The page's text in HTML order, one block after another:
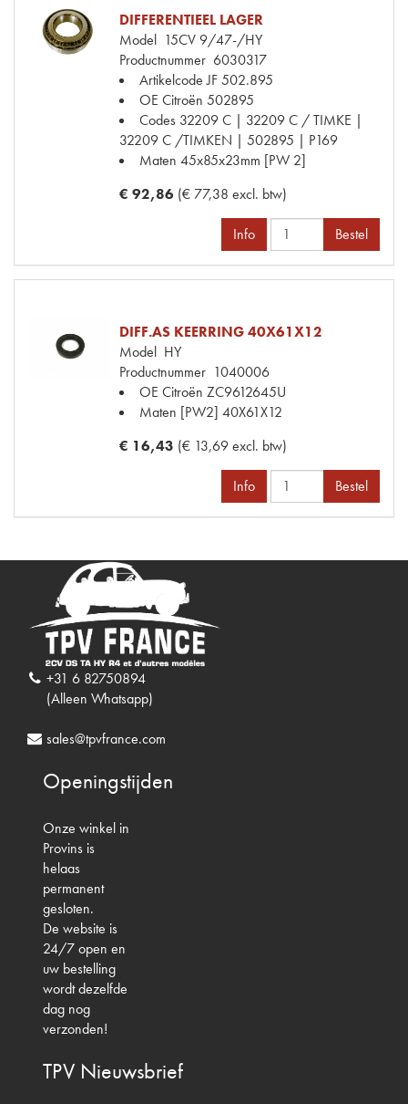
DIFFERENTIEEL LAGER
Model 15CV 9/47-/HY
Productnummer 6030317
Artikelcode JF502.895
OE Citroën 502895
Codes 32209 C | 32209 C / TIMKE |
32209 C /TIMKEN | 502895 | P169
Maten 45x85x23mm [PW 2]
€ 92,86 (€ 77,38 excl. btw)
Info Bestel
DIFF.AS KEERRING 40X61X12
Model HY
Productnummer 1040006
OE Citroën ZC9612645U
Maten [PW2] 40X61X12
€ 16,43 (€ 13,69 excl. btw)
Info Bestel
+31 6 82750894
(Alleen Whatsapp)
sales@tpvfrance.com
Openingstijden
Onze winkel in
Provins is
helaas
permanent
gesloten.
De website is
24/7 open en
uw bestelling
wordt dezelfde
dag nog
verzonden!
TPV Nieuwsbrief